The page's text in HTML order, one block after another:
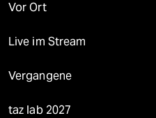
Vor Ort
Live im Stream
Vergangene
taz lab 2027